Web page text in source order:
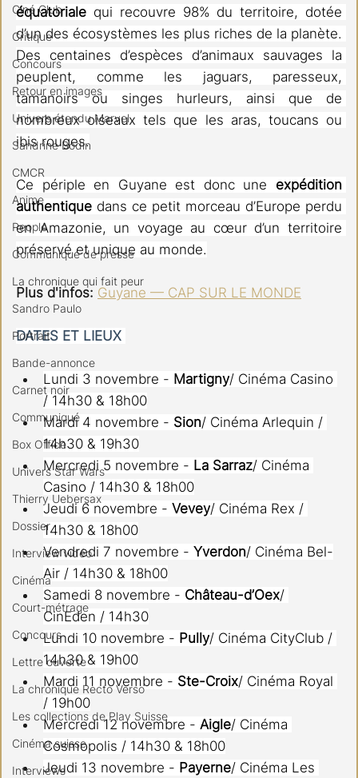
Ciné Club
Critique
Concours
Retour en images
Univers étendu Marvel
Sandrine Bodin
CMCR
Anime
People
Communiqué de presse
La chronique qui fait peur
Sandro Paulo
Portrait
Bande-annonce
Carnet noir
Communiqué
Box Office
Univers Star Wars
Thierry Uebersax
Dossier
Interview vidéo
Cinéma
Court-métrage
Concours
Lettre ouverte
La chronique Recto Verso
Les collections de Play Suisse
Cinéma suisse
Interviews
équatoriale qui recouvre 98% du territoire, dotée
d’un des écosystèmes les plus riches de la planète.
Des centaines d’espèces d’animaux sauvages la
peuplent, comme les jaguars, paresseux,
tamanoirs ou singes hurleurs, ainsi que de
nombreux oiseaux tels que les aras, toucans ou
ibis rouges.
Ce périple en Guyane est donc une expédition
authentique dans ce petit morceau d’Europe perdu
en Amazonie, un voyage au cœur d’un territoire
préservé et unique au monde.
Plus d'infos: Guyane — CAP SUR LE MONDE
DATES ET LIEUX
Lundi 3 novembre - Martigny/ Cinéma Casino
/ 14h30 & 18h00
Mardi 4 novembre - Sion/ Cinéma Arlequin /
14h30 & 19h30
Mercredi 5 novembre - La Sarraz/ Cinéma
Casino / 14h30 & 18h00
Jeudi 6 novembre - Vevey/ Cinéma Rex /
14h30 & 18h00
Vendredi 7 novembre - Yverdon/ Cinéma Bel-
Air / 14h30 & 18h00
Samedi 8 novembre - Château-d’Oex/
CinEden / 14h30
Lundi 10 novembre - Pully/ Cinéma CityClub /
14h30 & 19h00
Mardi 11 novembre - Ste-Croix/ Cinéma Royal
/ 19h00
Mercredi 12 novembre - Aigle/ Cinéma
Cosmopolis / 14h30 & 18h00
Jeudi 13 novembre - Payerne/ Cinéma Les